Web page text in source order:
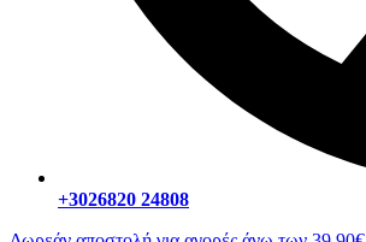
+3026820 24808